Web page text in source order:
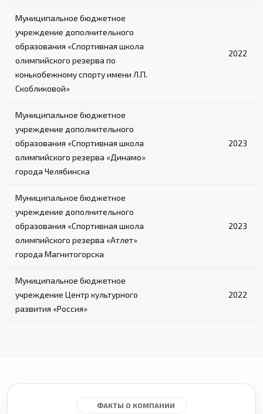
Муниципальное бюджетное
учреждение дополнительного
образования «Спортивная школа
олимпийского резерва по
конькобежному спорту имени Л.П.
Скобликовой»
2022
Муниципальное бюджетное
учреждение дополнительного
образования «Спортивная школа
олимпийского резерва «Динамо»
города Челябинска
2023
Муниципальное бюджетное
учреждение дополнительного
образования «Спортивная школа
олимпийского резерва «Атлет»
города Магнитогорска
2023
Муниципальное бюджетное
учреждение Центр культурного
развития «Россия»
2022
ФАКТЫ О КОМПАНИИ